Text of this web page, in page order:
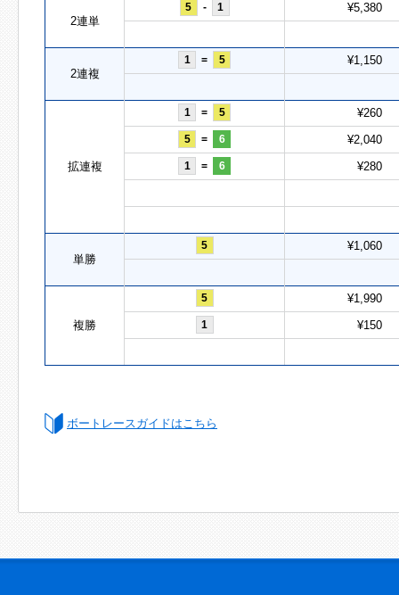
2連単
5 - 1 ¥5,380
2連複
1 = 5 ¥1,150
拡連複
1 = 5 ¥260
5 = 6 ¥2,040
1 = 6 ¥280
単勝
5 ¥1,060
複勝
5 ¥1,990
1 ¥150
ボートレースガイドはこちら